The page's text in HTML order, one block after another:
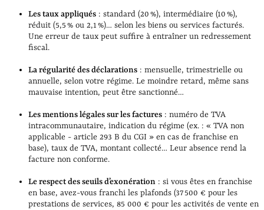
Les taux appliqués : standard (20 %), intermédiaire (10 %),
réduit (5,5 % ou 2,1 %)… selon les biens ou services facturés.
Une erreur de taux peut suffire à entraîner un redressement
fiscal.
La régularité des déclarations : mensuelle, trimestrielle ou
annuelle, selon votre régime. Le moindre retard, même sans
mauvaise intention, peut être sanctionné…
Les mentions légales sur les factures : numéro de TVA
intracommunautaire, indication du régime (ex. : « TVA non
applicable - article 293 B du CGI » en cas de franchise en
base), taux de TVA, montant collecté… Leur absence rend la
facture non conforme.
Le respect des seuils d’exonération : si vous êtes en franchise
en base, avez-vous franchi les plafonds (37 500 € pour les
prestations de services, 85 000 € pour les activités de vente en